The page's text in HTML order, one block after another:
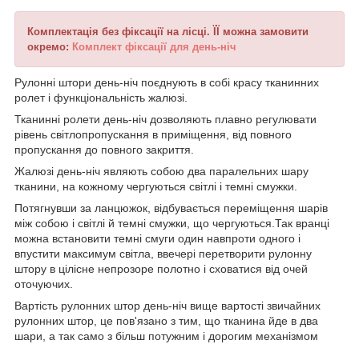
Комплектація без фіксації на лісці. ЇЇ можна замовити
окремо: Комплект фіксації для день-ніч
Рулонні штори день-ніч поєднують в собі красу тканинних
ролет і функціональність жалюзі.
Тканинні ролети день-ніч дозволяють плавно регулювати
рівень світлопропускання в приміщення, від повного
пропускання до повного закриття.
Жалюзі день-ніч являють собою два паралельних шару
тканини, на кожному чергуються світлі і темні смужки.
Потягнувши за ланцюжок, відбувається переміщення шарів
між собою і світлі й темні смужки, що чергуються.Так вранці
можна встановити темні смуги один навпроти одного і
впустити максимум світла, ввечері перетворити рулонну
штору в цілісне непрозоре полотно і сховатися від очей
оточуючих.
Вартість рулонних штор день-ніч вище вартості звичайних
рулонних штор, це пов'язано з тим, що тканина йде в два
шари, а так само з більш потужним і дорогим механізмом